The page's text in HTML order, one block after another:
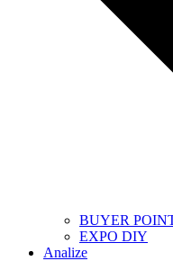
BUYER
EXPO DIY
Analize